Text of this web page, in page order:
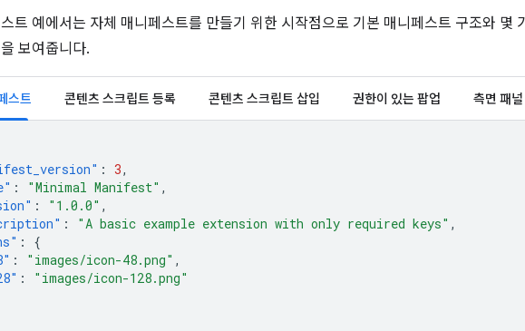
트 예에서는 자체 매니페스트를 만들기 위한 시작점으로 기본 매니페스트 구조와 몇
보여줍니다.
스트 콘텐츠 스크립트 등록 콘텐츠 스크립트 삽입 권한이 있는 팝업 측면 패널
: 3,
: "Minimal Manifest" ,
: "1.0.0" ,
: "A basic example extension with only required keys" ,
:
{
: "images/icon-48.png" ,
:
"images/icon-128.png"